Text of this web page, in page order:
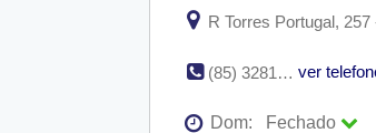
R Torres Portugal,
(85) 3281-5147 ver
Dom:
Fechado